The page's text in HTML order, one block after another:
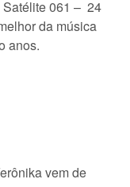
Satélite 061 – 24
da música
anos.
vem de